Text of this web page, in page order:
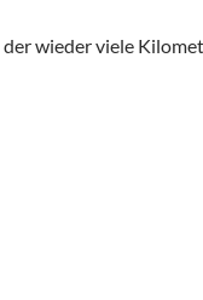
wieder viele